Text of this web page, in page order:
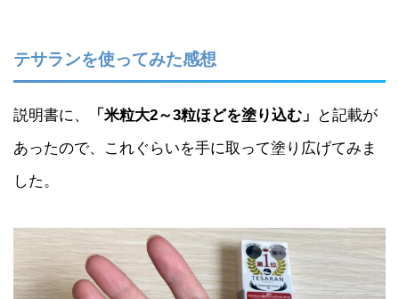
テサランを使ってみた感想
説明書に、 「米粒大2～3粒ほどを塗り込む」
と記載が
あったので、これぐらいを手に取って塗り広げてみま
した。